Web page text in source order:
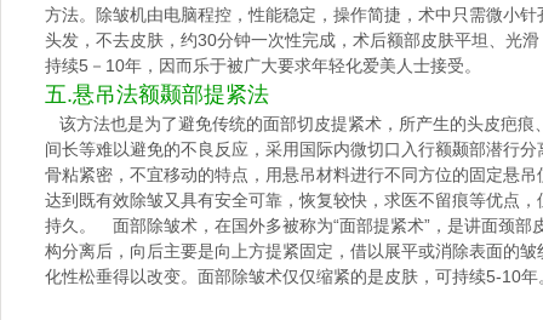
方法。除皱机由电脑程控，性能稳定，操作简捷，术中只需微小
头发，不去皮肤，约30分钟一次性完成，术后额部皮肤平坦、光
持续5－10年，因而乐于被广大要求年轻化爱美人士接受。
五.悬吊法额颞部提紧法
该方法也是为了避免传统的面部切皮提紧术，所产生的头皮疤痕
间长等难以避免的不良反应，采用国际内微切口入行额颞部潜行
骨粘紧密，不宜移动的特点，用悬吊材料进行不同方位的固定悬
达到既有效除皱又具有安全可靠，恢复较快，求医不留痕等优点
持久。 面部除皱术，在国外多被称为“面部提紧术”，是讲面颈部
构分离后，向后主要是向上方提紧固定，借以展平或消除表面的
化性松垂得以改变。面部除皱术仅仅缩紧的是皮肤，可持续5-10年